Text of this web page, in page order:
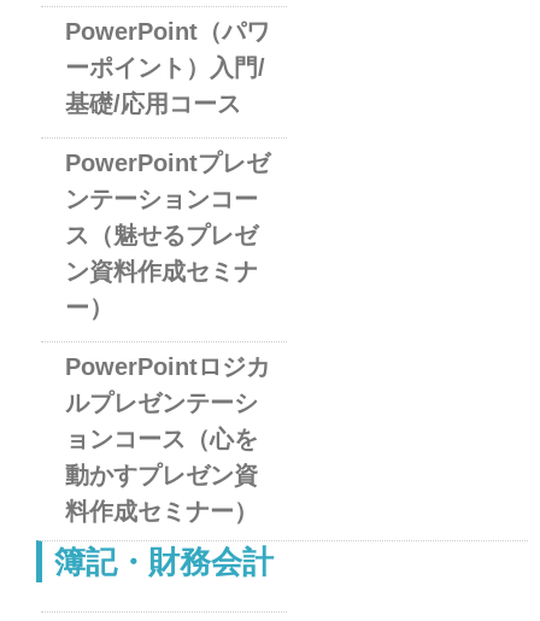
PowerPoint（パワ
ーポイント）入門/
基礎/応用コース
PowerPointプレゼ
ンテーションコー
ス（魅せるプレゼ
ン資料作成セミナ
ー）
PowerPointロジカ
ルプレゼンテーシ
ョンコース（心を
動かすプレゼン資
料作成セミナー）
簿記・財務会計